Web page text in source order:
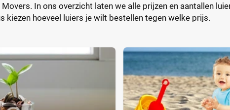
In ons overzicht laten we alle prijzen en aantallen
kiezen hoeveel luiers je wilt bestellen tegen welke prijs.